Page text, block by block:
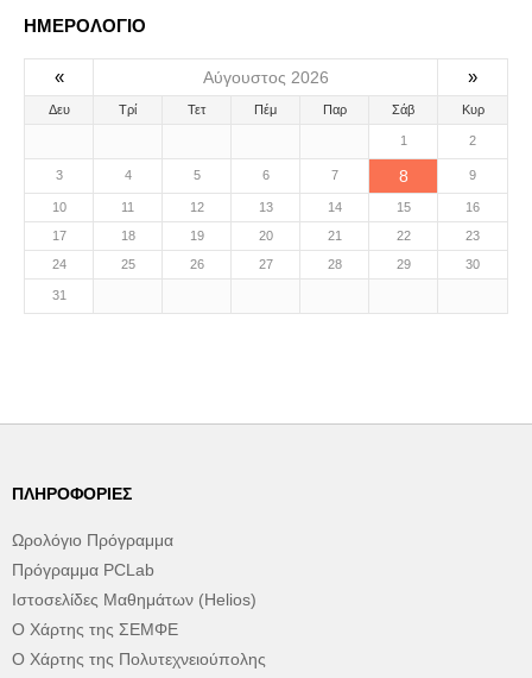
ΗΜΕΡΟΛΟΓΙΟ
« Αύγουστος 2026 »
Δευ Τρί Τετ Πέμ Παρ Σάβ Κυρ
1 2
3 4 5 6 7 8 9
10 11 12 13 14 15
16
17
18 19 20 21 22
23
24
25 26 27 28 29 30
31
ΠΛΗΡΟΦΟΡΊΕΣ
Ωρολόγιο Πρόγραμμα
Πρόγραμμα PCLab
Ιστοσελίδες Μαθημάτων (Helios)
Ο Χάρτης της ΣΕΜΦΕ
Ο Χάρτης της Πολυτεχνειούπολης